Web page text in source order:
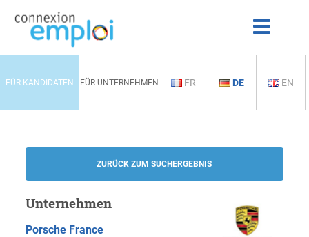
FÜR KANDIDATEN FÜR UNTERNEHMEN FR DE EN
ZURÜCK ZUM SUCHERGEBNIS
Unternehmen
Porsche France